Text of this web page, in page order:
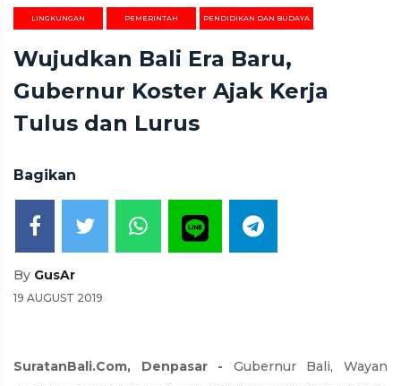
LINGKUNGAN PEMERINTAH PENDIDIKAN DAN BUDAYA
Wujudkan Bali Era Baru,
Gubernur Koster Ajak Kerja
Tulus dan Lurus
Bagikan
By GusAr
19 AUGUST 2019
SuratanBali.Com, Denpasar - Gubernur Bali, Wayan